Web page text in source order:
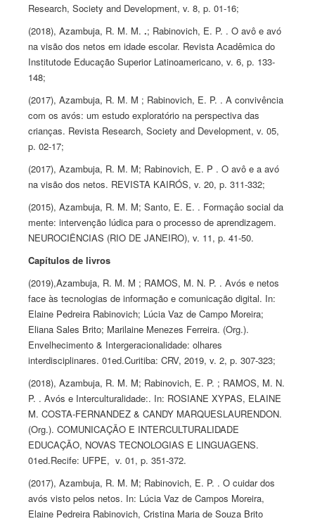
Research, Society and Development, v. 8, p. 01-16;
(2018),Azambuja, R. M. M..; Rabinovich, E. P. . O avô e avó
na visão dos netos em idade escolar. Revista Acadêmica do
Institutode Educação Superior Latinoamericano, v. 6, p. 133-
148;
(2017),Azambuja, R. M. M ; Rabinovich, E. P. . A convivência
com os avós: um estudo exploratório na perspectiva das
crianças. Revista Research, Society and Development, v. 05,
p. 02-17;
(2017),Azambuja, R. M. M; Rabinovich, E. P . O avô e a avó
na visão dos netos. REVISTA KAIRÓS, v. 20, p. 311-332;
(2015),Azambuja, R. M. M; Santo, E. E. . Formaçâo social da
mente: intervenção lúdica para o processo de aprendizagem.
NEUROCIÊNCIAS (RIO DE JANEIRO), v. 11, p. 41-50.
Capítulos de livros
(2019),Azambuja, R. M. M ; RAMOS, M. N. P. . Avós e netos
face às tecnologias de informação e comunicação digital. In:
Elaine Pedreira Rabinovich; Lúcia Vaz de Campo Moreira;
Eliana Sales Brito; Marilaine Menezes Ferreira. (Org.).
Envelhecimento & Intergeracionalidade: olhares
interdisciplinares. 01ed.Curitiba: CRV, 2019, v. 2, p. 307-323;
(2018),Azambuja, R. M. M; Rabinovich, E. P. ; RAMOS, M. N.
P. . Avós e Interculturalidade:. In: ROSIANE XYPAS, ELAINE
M. COSTA-FERNANDEZ & CANDY MARQUESLAURENDON.
(Org.). COMUNICAÇÃO E INTERCULTURALIDADE
EDUCAÇÃO, NOVAS TECNOLOGIAS E LINGUAGENS.
01ed.Recife: UFPE, v. 01, p. 351-372.
(2017),Azambuja, R. M. M; Rabinovich, E. P. . O cuidar dos
avós visto pelos netos. In: Lúcia Vaz de Campos Moreira,
Elaine Pedreira Rabinovich, Cristina Maria de Souza Brito